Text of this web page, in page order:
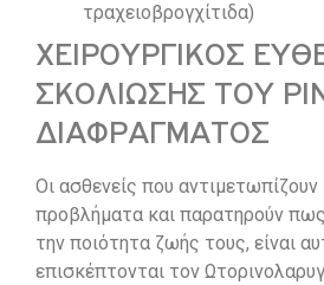
τραχειοβρογχίτιδα)
ΧΕΙΡΟΥΡΓΙΚΟΣ
ΣΚΟΛΙΩΣΗΣ ΤΟΥ
ΔΙΑΦΡΑΓΜΑΤΟΣ
Οι ασθενείς που
προβλήματα και παρατηρούν
την ποιότητα ζωής τους, είναι
επισκέπτονται τον